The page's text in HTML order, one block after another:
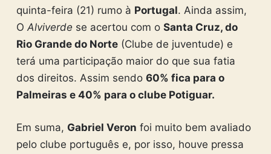
quinta-feira (21) rumo à Portugal. Ainda assim,
O Alviverde se acertou com o Santa Cruz, do
Rio Grande do Norte(Clube de juventude) e
terá uma participação maior do que sua fatia
dos direitos. Assim sendo 60% fica para o
Palmeiras e 40% para o clube Potiguar.
Em suma, Gabriel Veron foi muito bem avaliado
pelo clube português e, por isso, houve pressa